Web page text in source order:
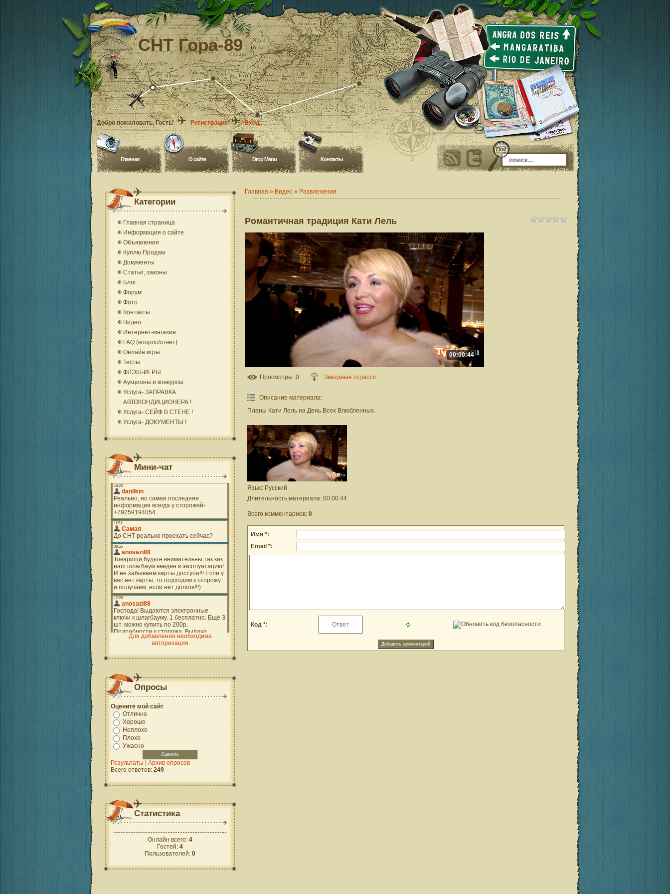
СНТ Гора-89
Добро пожаловать, Гость! Регистрация Вход
Главная O сайте Drop Menu Контакты
Главная » Видео » Развлечения
Романтичная традиция Кати Лель
00:00:44
Просмотры: 0 Звездные страсти
Описание материала:
Планы Кати Лель на День Всех Влюбленных.
Язык: Русский
Длительность материала: 00:00:44
Всего комментариев: 0
Имя *:
Email *:
Код *:
Категории
Главная страница
Информация о сайте
Объявления
Куплю Продам
Документы
Статьи, законы
Блог
Форум
Фото
Контакты
Видео
Интернет-магазин
FAQ (вопрос/ответ)
Онлайн игры
Тесты
ФЛЭШ-ИГРЫ
Аукционы и конкурсы
Услуга- ЗАПРАВКА
АВТОКОНДИЦИОНЕРА !
Услуга- СЕЙФ В СТЕНЕ !
Услуга- ДОКУМЕНТЫ !
Мини-чат
Для добавления необходима
авторизация
Опросы
Оцените мой сайт
Отлично
Хорошо
Неплохо
Плохо
Ужасно
Результаты | Архив опросов
Всего ответов: 249
Статистика
Онлайн всего: 4
Гостей: 4
Пользователей: 0